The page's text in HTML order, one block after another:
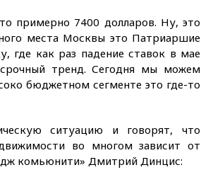
Геленджика сняты
ограничения
17:17 Власти РФ помогут
пострадавшему от атак на
склады Wildberries бизнесу
условно
ЦБ: международные
резервы России снизились
примерно 7400 долларов. Ну, это
места Москвы это Патриаршие
где как раз падение ставок в мае
тренд. Сегодня мы можем
бюджетном сегменте это где-то
ситуацию и говорят, что
во многом зависит от
комьюнити» Дмитрий Динцис: